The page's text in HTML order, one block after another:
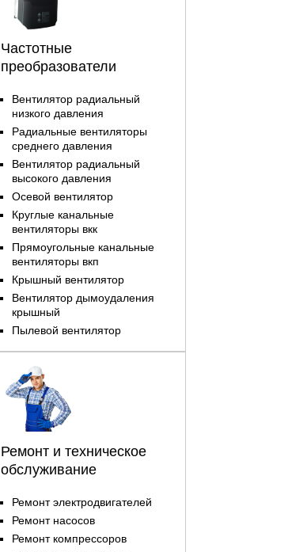
Частотные
преобразователи
Вентилятор радиальный
низкого давления
Радиальные вентиляторы
среднего давления
Вентилятор радиальный
высокого давления
Осевой вентилятор
Круглые канальные
вентиляторы вкк
Прямоугольные канальные
вентиляторы вкп
Крышный вентилятор
Вентилятор дымоудаления
крышный
Пылевой вентилятор
Ремонт и техническое
обслуживание
Ремонт электродвигателей
Ремонт насосов
Ремонт компрессоров